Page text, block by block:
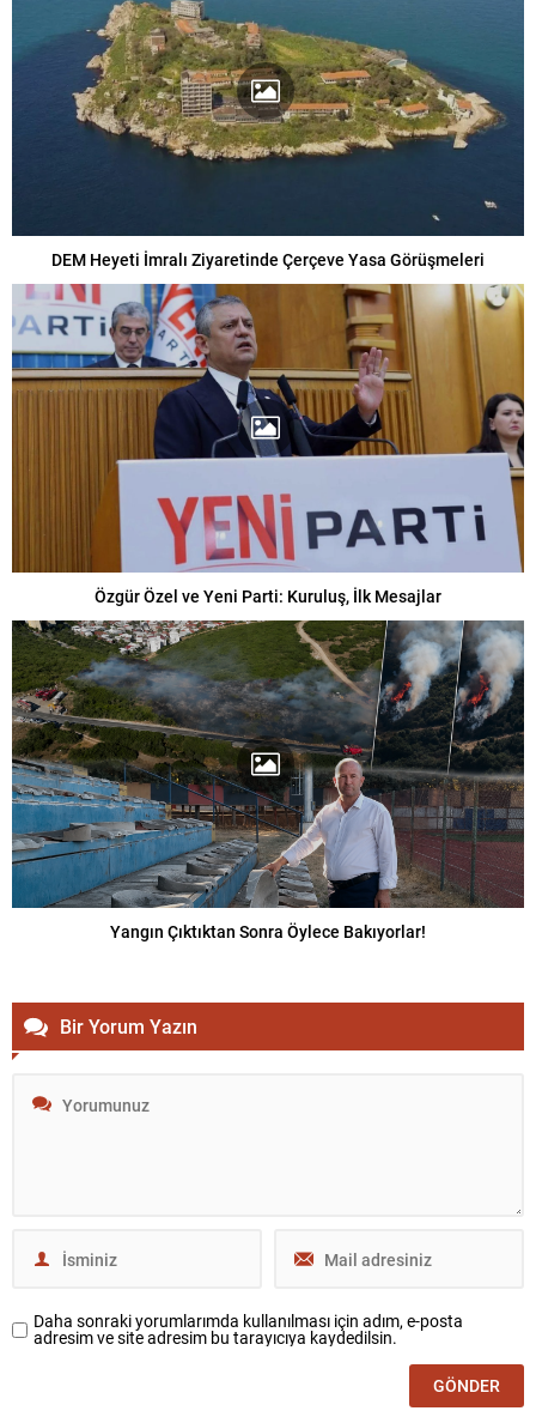
DEM Heyeti İmralı Ziyaretinde Çerçeve Yasa Görüşmeleri
Özgür Özel ve Yeni Parti: Kuruluş, İlk Mesajlar
Yangın Çıktıktan Sonra Öylece Bakıyorlar!
Bir Yorum Yazın
Daha sonraki yorumlarımda kullanılması için adım, e-posta
adresim ve site adresim bu tarayıcıya kaydedilsin.